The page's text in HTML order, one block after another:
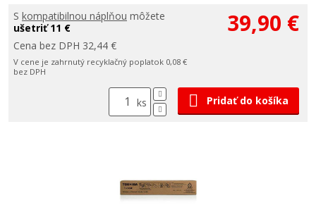
S kompatibilnou náplňou môžete
ušetriť 11 €
Cena bez DPH 32,44 €
V cene je zahrnutý recyklačný poplatok 0,08 €
bez DPH
39,90 €
ks Pridať do košíka